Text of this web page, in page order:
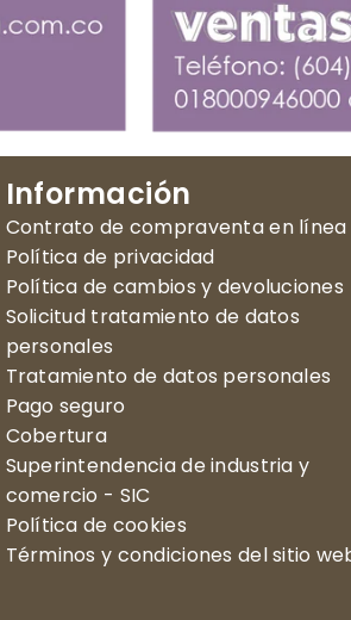
Información
Contrato de compraventa en línea
Política de privacidad
Política de cambios y devoluciones
Solicitud tratamiento de datos
personales
Tratamiento de datos personales
Pago seguro
Cobertura
Superintendencia de industria y
comercio - SIC
Política de cookies
Términos y condiciones del sitio